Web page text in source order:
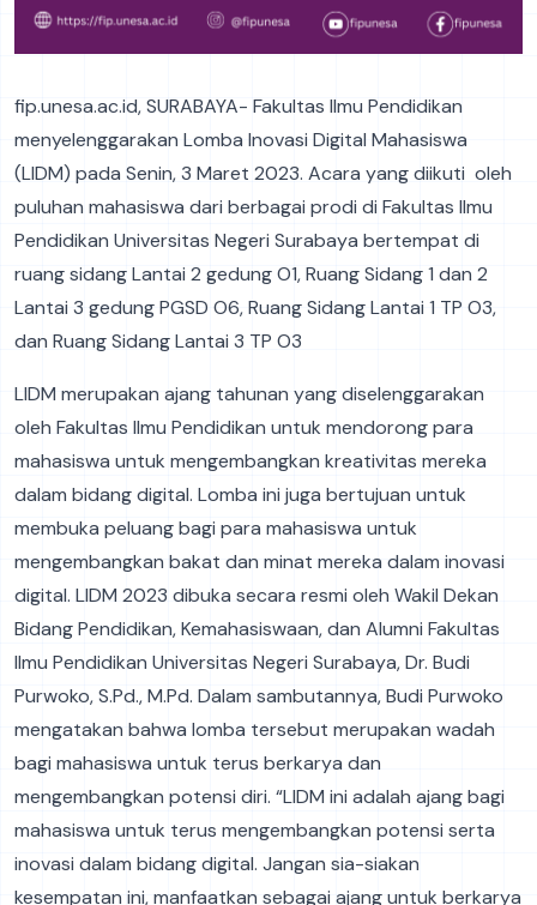
fip.unesa.ac.id, SURABAYA- Fakultas Ilmu Pendidikan
menyelenggarakan Lomba Inovasi Digital Mahasiswa
(LIDM) pada Senin, 3 Maret 2023. Acara yang diikuti oleh
puluhan mahasiswa dari berbagai prodi di Fakultas Ilmu
Pendidikan Universitas Negeri Surabaya bertempat di
ruang sidang Lantai 2 gedung O1, Ruang Sidang 1 dan 2
Lantai 3 gedung PGSD O6, Ruang Sidang Lantai 1 TP O3,
dan Ruang Sidang Lantai 3 TP O3
LIDM merupakan ajang tahunan yang diselenggarakan
oleh Fakultas Ilmu Pendidikan untuk mendorong para
mahasiswa untuk mengembangkan kreativitas mereka
dalam bidang digital. Lomba ini juga bertujuan untuk
membuka peluang bagi para mahasiswa untuk
mengembangkan bakat dan minat mereka dalam inovasi
digital. LIDM 2023 dibuka secara resmi oleh Wakil Dekan
Bidang Pendidikan, Kemahasiswaan, dan Alumni Fakultas
Ilmu Pendidikan Universitas Negeri Surabaya, Dr. Budi
Purwoko, S.Pd., M.Pd. Dalam sambutannya, Budi Purwoko
mengatakan bahwa lomba tersebut merupakan wadah
bagi mahasiswa untuk terus berkarya dan
mengembangkan potensi diri. “LIDM ini adalah ajang bagi
mahasiswa untuk terus mengembangkan potensi serta
inovasi dalam bidang digital. Jangan sia-siakan
kesempatan ini, manfaatkan sebagai ajang untuk berkarya